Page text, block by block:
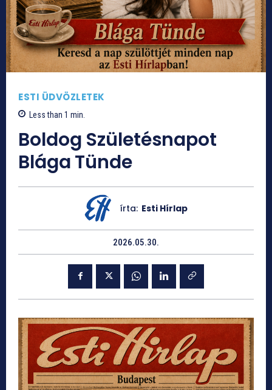
ESTI ÜDVÖZLETEK
Less than 1 min.
Boldog Születésnapot
Blága Tünde
írta: Esti Hírlap
2026.05.30.